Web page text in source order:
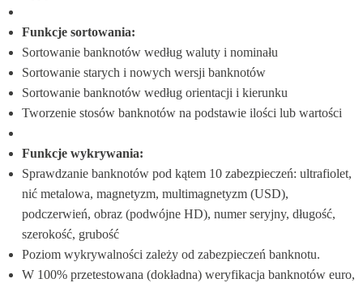
Funkcje sortowania:
Sortowanie banknotów według waluty i nominału
Sortowanie starych i nowych wersji banknotów
Sortowanie banknotów według orientacji i kierunku
Tworzenie stosów banknotów na podstawie ilości lub wartości
Funkcje wykrywania:
Sprawdzanie banknotów pod kątem 10 zabezpieczeń: ultrafiolet,
nić metalowa, magnetyzm, multimagnetyzm (USD),
podczerwień, obraz (podwójne HD), numer seryjny, długość,
szerokość, grubość
Poziom wykrywalności zależy od zabezpieczeń banknotu.
W 100% przetestowana (dokładna) weryfikacja banknotów euro,